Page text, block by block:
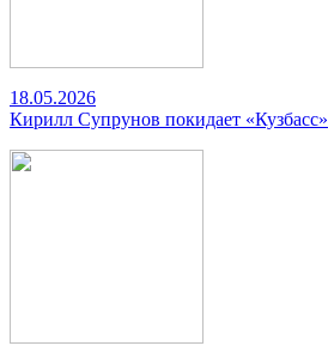
18.05.2026
Кирилл Супрунов покидает «Кузбасс»